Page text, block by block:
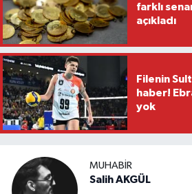
farklı
açıkladı
Filenin
haber!
yok
MUHABIR
Salih AKGÜL